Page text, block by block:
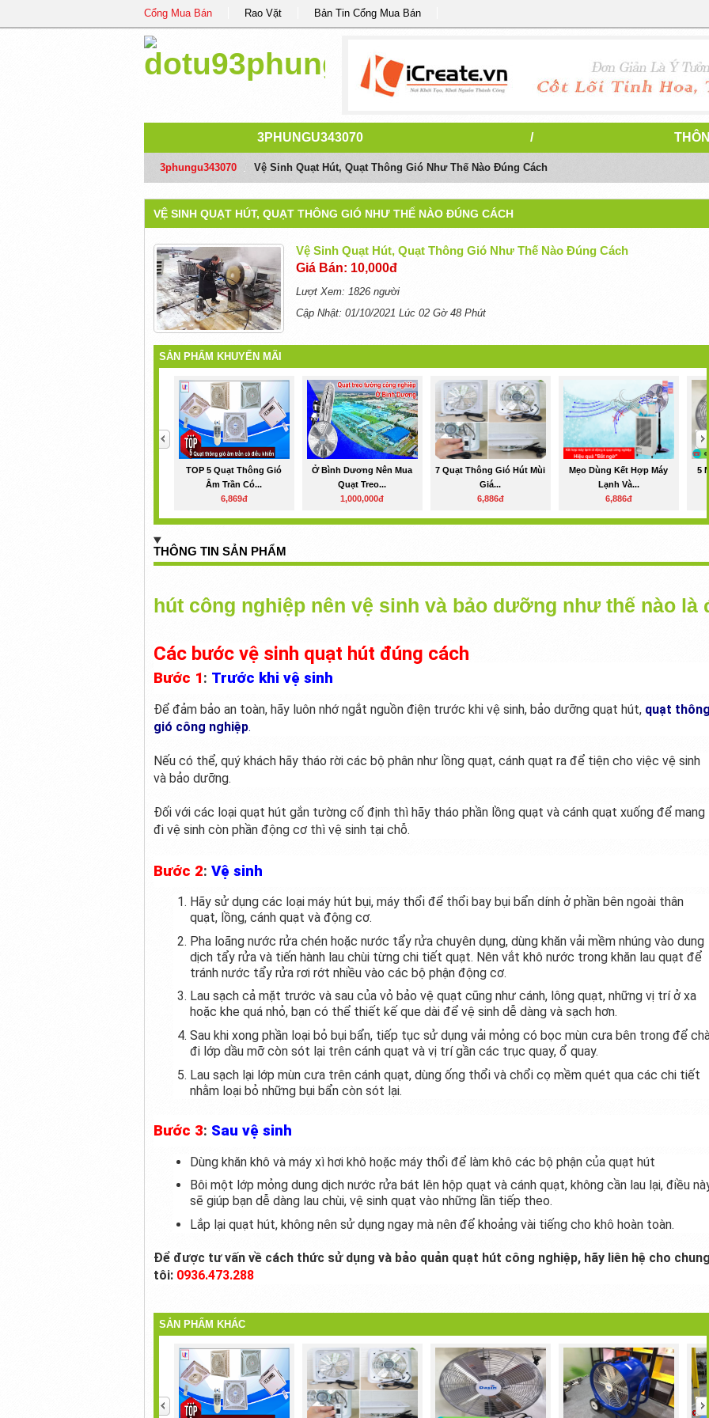
Cổng Mua Bán Rao Vặt Bản Tin Cổng Mua Bán
3PHUNGU343070 /
3phungu343070 Vệ Sinh Quạt Hút, Quạt Thông Gió Như Thế Nào Đúng Cách
VỆ SINH QUẠT HÚT, QUẠT THÔNG GIÓ NHƯ THẾ NÀO ĐÚNG CÁCH
Vệ Sinh Quạt Hút, Quạt Thông Gió Như Thế Nào Đúng Cách
Giá Bán: 10,000đ
Lượt Xem: 1826 người
Cập Nhật: 01/10/2021 Lúc 02 Gờ 48 Phút
SẢN PHẨM KHUYẾN MÃI
TOP 5 Quạt Thông Gió
Âm Trần Có...
6,869đ
Ở Bình Dương Nên Mua
Quạt Treo...
1,000,000đ
7 Quạt Thông Gió Hút Mùi
Giá...
6,886đ
Mẹo Dùng Kết Hợp Máy
Lạnh Và...
6,886đ
5
THÔNG TIN SẢN PHẨM
hút công nghiệp nên vệ sinh và bảo dưỡng như thế nào là
Các bước vệ sinh quạt hút đúng cách
Bước 1: Trước khi vệ sinh
Để đảm bảo an toàn, hãy luôn nhớ ngắt nguồn điện trước khi vệ sinh, bảo dưỡng quạt hút, quạt
gió công nghiệp.
Nếu có thể, quý khách hãy tháo rời các bộ phân như lồng quạt, cánh quạt ra để tiện cho việc vệ sinh
và bảo dưỡng.
Đối với các loại quạt hút gắn tường cố định thì hãy tháo phần lồng quạt và cánh quạt xuống để mang
đi vệ sinh còn phần động cơ thì vệ sinh tại chỗ.
Bước 2: Vệ sinh
Hãy sử dụng các loại máy hút bụi, máy thổi để thổi bay bụi bẩn dính ở phần bên ngoài thân
quạt, lồng, cánh quạt và động cơ.
Pha loãng nước rửa chén hoặc nước tẩy rửa chuyên dụng, dùng khăn vải mềm nhúng vào dung
dịch tẩy rửa và tiến hành lau chùi từng chi tiết quạt. Nên vắt khô nước trong khăn lau quạt để
tránh nước tẩy rửa rơi rớt nhiều vào các bộ phận động cơ.
Lau sạch cả mặt trước và sau của vỏ bảo vệ quạt cũng như cánh, lông quạt, những vị trí ở xa
hoặc khe quá nhỏ, bạn có thể thiết kế que dài để vệ sinh dễ dàng và sạch hơn.
Sau khi xong phần loại bỏ bụi bẩn, tiếp tục sử dụng vải mỏng có bọc mùn cưa bên trong để
đi lớp dầu mỡ còn sót lại trên cánh quạt và vị trí gần các trục quay, ổ quay.
Lau sạch lại lớp mùn cưa trên cánh quạt, dùng ống thổi và chổi cọ mềm quét qua các chi tiết
nhằm loại bỏ những bụi bẩn còn sót lại.
Bước 3: Sau vệ sinh
Dùng khăn khô và máy xì hơi khô hoặc máy thổi để làm khô các bộ phận của quạt hút
Bôi một lớp mỏng dung dịch nước rửa bát lên hộp quạt và cánh quạt, không cần lau lại, điều
sẽ giúp bạn dễ dàng lau chùi, vệ sinh quạt vào những lần tiếp theo.
Lắp lại quạt hút, không nên sử dụng ngay mà nên để khoảng vài tiếng cho khô hoàn toàn.
Để được tư vấn về cách thức sử dụng và bảo quản quạt hút công nghiệp, hãy liên hệ cho
tôi:0936.473.288
SẢN PHẨM KHÁC